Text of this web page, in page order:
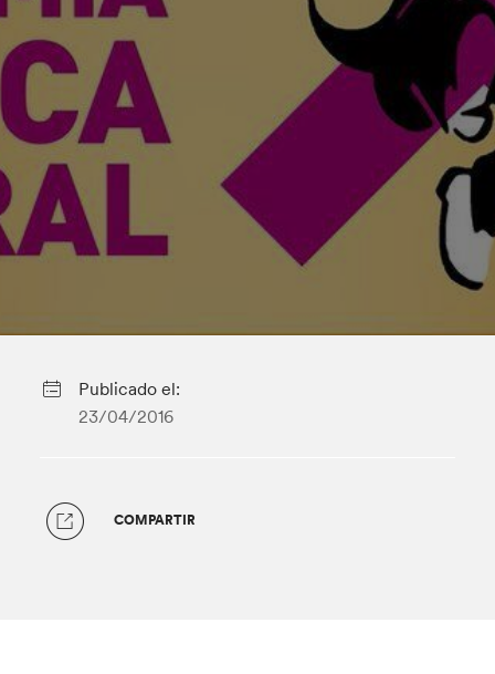
Publicado el:
23/04/2016
COMPARTIR